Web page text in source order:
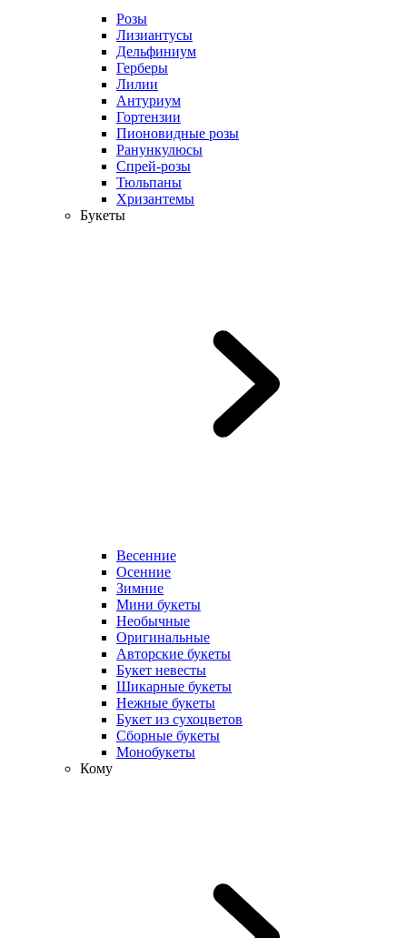
Розы
Лизиантусы
Дельфиниум
Герберы
Лилии
Антуриум
Гортензии
Пионовидные розы
Ранункулюсы
Спрей-розы
Тюльпаны
Хризантемы
Букеты
Весенние
Осенние
Зимние
Мини букеты
Необычные
Оригинальные
Авторские букеты
Букет невесты
Шикарные букеты
Нежные букеты
Букет из сухоцветов
Сборные букеты
Монобукеты
Кому